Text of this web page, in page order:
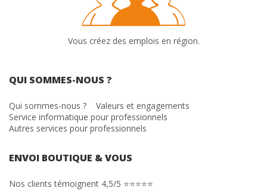
Vous créez des emplois en région.
QUI SOMMES-NOUS ?
Qui sommes-nous ?
Valeurs et engagements
Service informatique pour professionnels
Autres services pour professionnels
ENVOI BOUTIQUE & VOUS
Nos clients témoignent 4,5/5 ⭐⭐⭐⭐⭐